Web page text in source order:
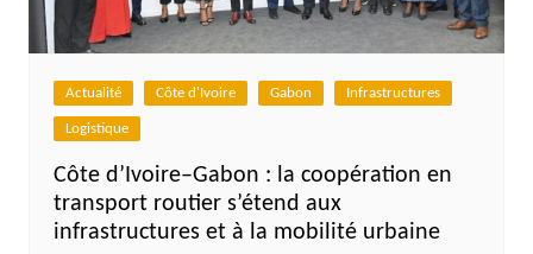
Actualité Côte d'Ivoire Gabon Infrastructures
Logistique
Côte d’Ivoire–Gabon : la coopération en
transport routier s’étend aux
infrastructures et à la mobilité urbaine